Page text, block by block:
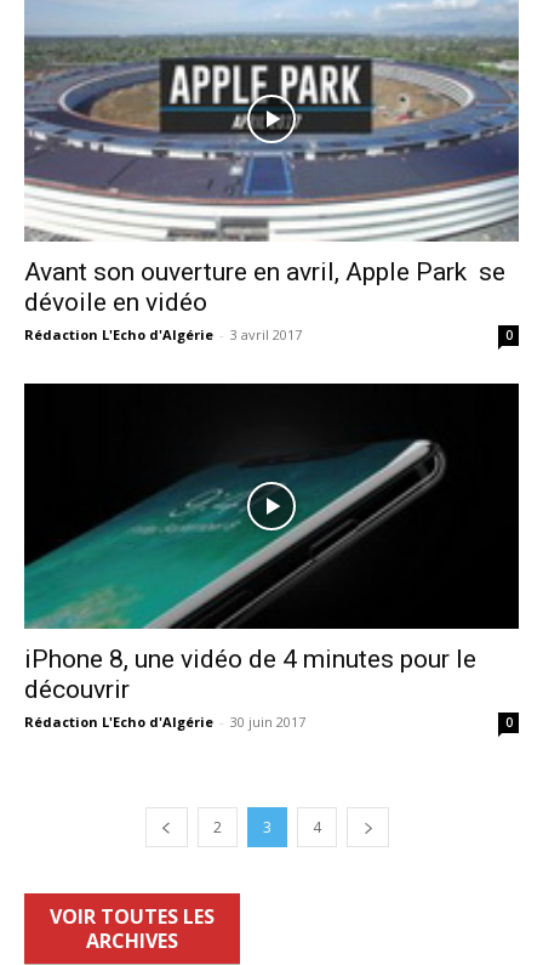
Avant son ouverture en avril, Apple Park se
dévoile en vidéo
Rédaction L'Echo d'Algérie - 3 avril 2017 0
iPhone 8, une vidéo de 4 minutes pour le
découvrir
Rédaction L'Echo d'Algérie - 30 juin 2017 0
2 3 4
VOIR TOUTES LES
ARCHIVES